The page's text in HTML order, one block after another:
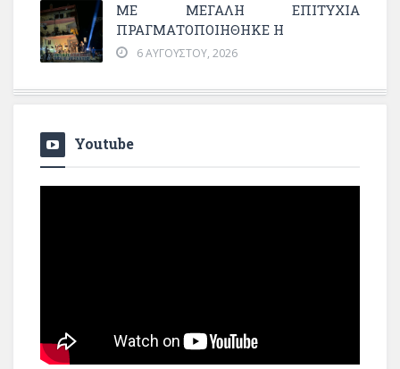
ΜΕ ΜΕΓΆΛΗ ΕΠΙΤΥΧΊΑ
ΠΡΑΓΜΑΤΟΠΟΙΉΘΗΚΕ Η
6 ΑΥΓΟΎΣΤΟΥ, 2026
Youtube